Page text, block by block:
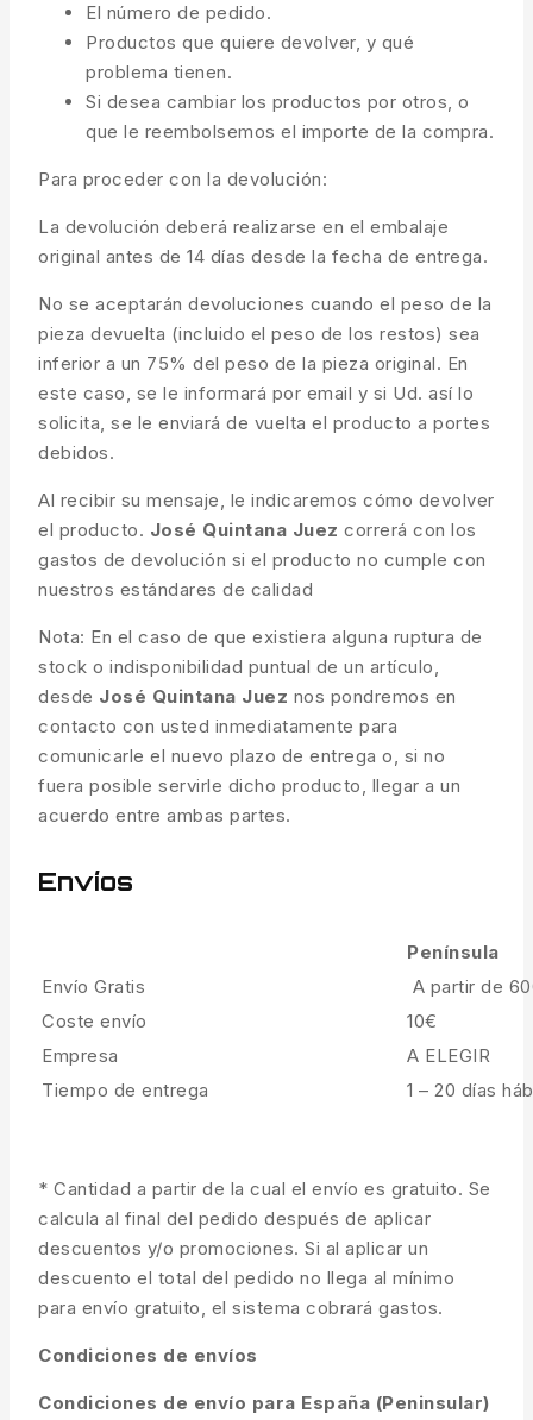
El número de pedido.
Productos que quiere devolver, y qué
problema tienen.
Si desea cambiar los productos por otros, o
que le reembolsemos el importe de la compra.
Para proceder con la devolución:
La devolución deberá realizarse en el embalaje
original antes de 14 días desde la fecha de entrega.
No se aceptarán devoluciones cuando el peso de la
pieza devuelta (incluido el peso de los restos) sea
inferior a un 75% del peso de la pieza original. En
este caso, se le informará por email y si Ud. así lo
solicita, se le enviará de vuelta el producto a portes
debidos.
Al recibir su mensaje, le indicaremos cómo devolver
el producto. José Quintana Juez correrá con los
gastos de devolución si el producto no cumple con
nuestros estándares de calidad
Nota: En el caso de que existiera alguna ruptura de
stock o indisponibilidad puntual de un artículo,
desde José Quintana Juez nos pondremos en
contacto con usted inmediatamente para
comunicarle el nuevo plazo de entrega o, si no
fuera posible servirle dicho producto, llegar a un
acuerdo entre ambas partes.
Envíos
Península
Envío Gratis
A partir de
Coste envío
10€
Empresa
A ELEGIR
Tiempo de entrega
1 – 20 días
* Cantidad a partir de la cual el envío es gratuito. Se
calcula al final del pedido después de aplicar
descuentos y/o promociones. Si al aplicar un
descuento el total del pedido no llega al mínimo
para envío gratuito, el sistema cobrará gastos.
Condiciones de envíos
Condiciones de envío para España (Peninsular)